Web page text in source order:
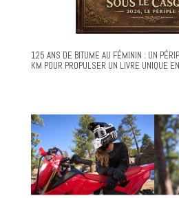
125 ANS DE BITUME AU FÉMININ : UN
KM POUR PROPULSER UN LIVRE UNIQUE